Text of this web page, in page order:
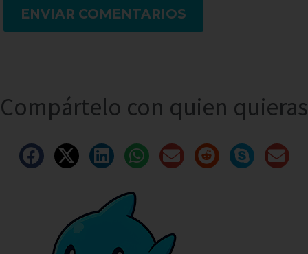
ENVIAR COMENTARIOS
Compártelo con quien quieras